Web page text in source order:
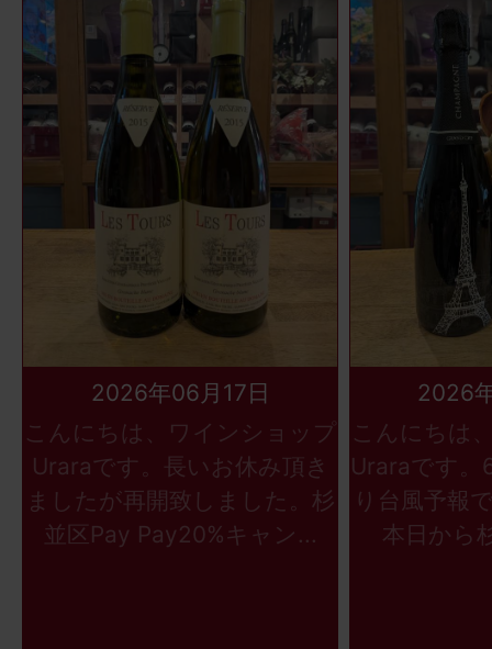
2026年06月17日
こんにちは、ワインショップ
Uraraです。長いお休み頂き
ましたが再開致しました。杉
並区Pay Pay20%キャン...
2026
こんにちは
Uraraです。
り台風予報
本日から